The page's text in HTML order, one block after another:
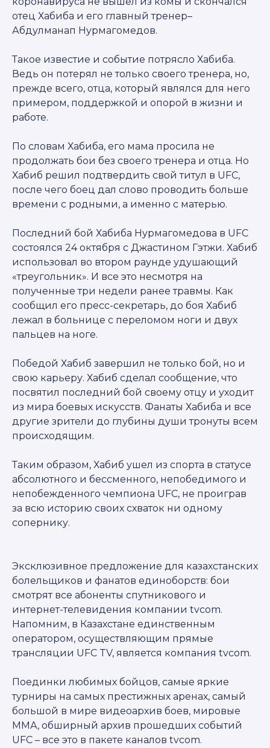
отец Хабиба и его главный тренер–
Абдулманап Нурмагомедов.
Такое известие и событие потрясло Хабиба.
Ведь он потерял не только своего тренера, но,
прежде всего, отца, который являлся для него
примером, поддержкой и опорой в жизни и
работе.
По словам Хабиба, его мама просила не
продолжать бои без своего тренера и отца. Но
Хабиб решил подтвердить свой титул в UFC,
после чего боец дал слово проводить больше
времени с родными, а именно с матерью.
Последний бой Хабиба Нурмагомедова в UFC
состоялся 24 октября с Джастином Гэтжи. Хабиб
использовал во втором раунде удушающий
«треугольник». И все это несмотря на
полученные три недели ранее травмы. Как
сообщил его пресс-секретарь, до боя Хабиб
лежал в больнице с переломом ноги и двух
пальцев на ноге.
Победой Хабиб завершил не только бой, но и
свою карьеру. Хабиб сделал сообщение, что
посвятил последний бой своему отцу и уходит
из мира боевых искусств. Фанаты Хабиба и все
другие зрители до глубины души тронуты всем
происходящим.
Таким образом, Хабиб ушел из спорта в статусе
абсолютного и бессменного, непобедимого и
непобежденного чемпиона UFC, не проиграв
за всю историю своих схваток ни одному
сопернику.
Эксклюзивное предложение для казахстанских
болельщиков и фанатов единоборств: бои
смотрят все абоненты спутникового и
интернет-телевидения компании tvcom.
Напомним, в Казахстане единственным
оператором, осуществляющим прямые
трансляции UFC TV, является компания tvcom.
Поединки любимых бойцов, самые яркие
турниры на самых престижных аренах, самый
большой в мире видеоархив боев, мировые
ММА, обширный архив прошедших событий
UFC – все это в пакете каналов tvcom.